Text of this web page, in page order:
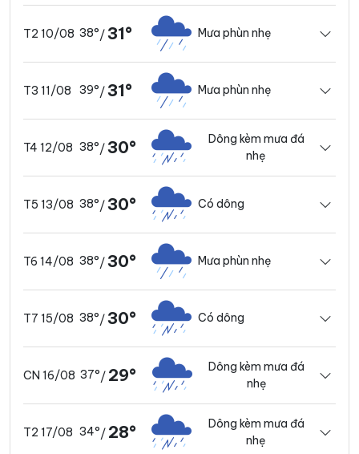
T2 10/08 38°/31° Mưa phùn nhẹ
T3 11/08 39°/31° Mưa phùn nhẹ
T4 12/08 38°/30°
Dông kèm mưa đá
nhẹ
T5 13/08 38°/30° Có dông
T6 14/08 38°/30° Mưa phùn nhẹ
T7 15/08 38°/30° Có dông
CN 16/08 37°/ 29°
Dông kèm mưa đá
nhẹ
T2 17/08 34°/ 28°
Dông kèm mưa đá
nhẹ